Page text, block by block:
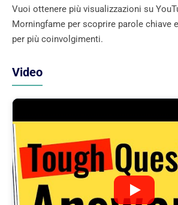
Vuoi ottenere più visualizzazioni su
Morningfame per scoprire parole chiave
per più coinvolgimenti.
Video